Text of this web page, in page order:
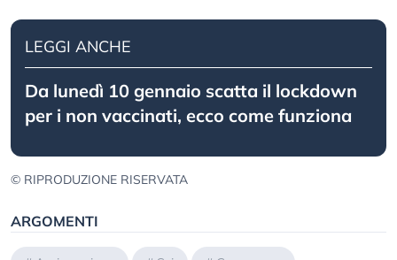
LEGGI ANCHE
Da lunedì 10 gennaio scatta il lockdown
per i non vaccinati, ecco come funziona
© RIPRODUZIONE RISERVATA
ARGOMENTI